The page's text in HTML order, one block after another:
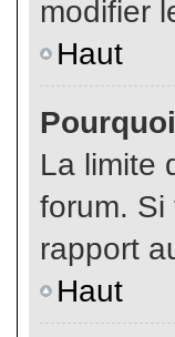
modifier
Haut
La limite
forum. Si
rapport
Haut